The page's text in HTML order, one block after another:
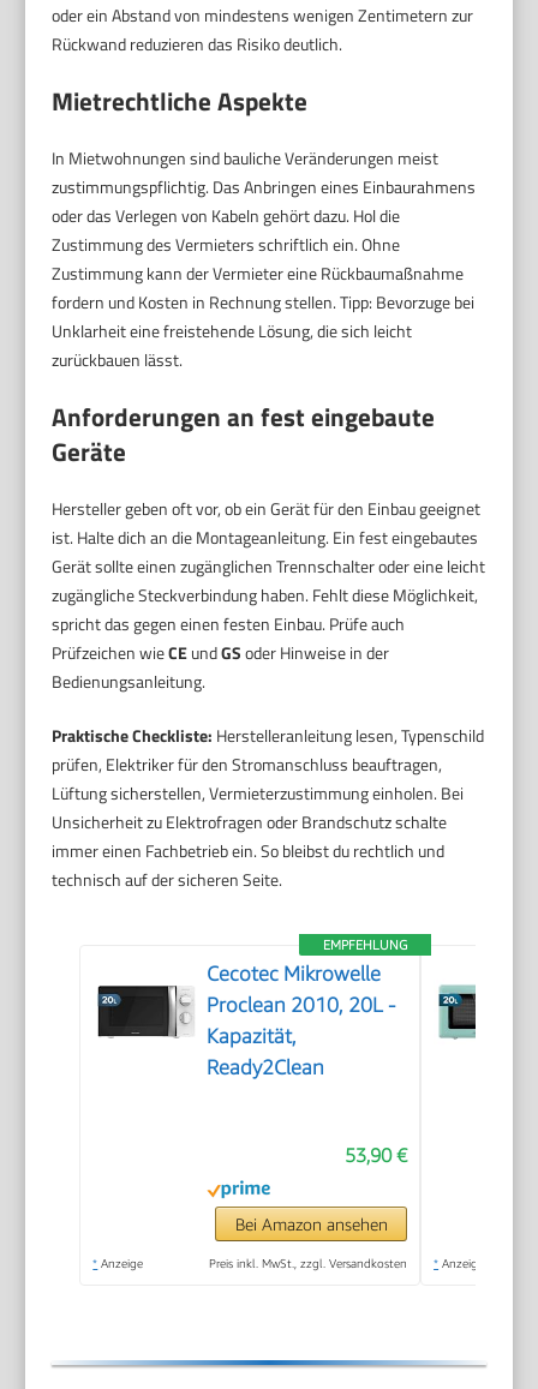
oder ein Abstand von mindestens wenigen Zentimetern zur
Rückwand reduzieren das Risiko deutlich.
Mietrechtliche Aspekte
In Mietwohnungen sind bauliche Veränderungen meist
zustimmungspflichtig. Das Anbringen eines Einbaurahmens
oder das Verlegen von Kabeln gehört dazu. Hol die
Zustimmung des Vermieters schriftlich ein. Ohne
Zustimmung kann der Vermieter eine Rückbaumaßnahme
fordern und Kosten in Rechnung stellen. Tipp: Bevorzuge bei
Unklarheit eine freistehende Lösung, die sich leicht
zurückbauen lässt.
Anforderungen an fest eingebaute
Geräte
Hersteller geben oft vor, ob ein Gerät für den Einbau geeignet
ist. Halte dich an die Montageanleitung. Ein fest eingebautes
Gerät sollte einen zugänglichen Trennschalter oder eine leicht
zugängliche Steckverbindung haben. Fehlt diese Möglichkeit,
spricht das gegen einen festen Einbau. Prüfe auch
Prüfzeichen wieCEundGSoder Hinweise in der
Bedienungsanleitung.
Praktische Checkliste: Herstelleranleitung lesen, Typenschild
prüfen, Elektriker für den Stromanschluss beauftragen,
Lüftung sicherstellen, Vermieterzustimmung einholen. Bei
Unsicherheit zu Elektrofragen oder Brandschutz schalte
immer einen Fachbetrieb ein. So bleibst du rechtlich und
technisch auf der sicheren Seite.
EMPFEHLUNG
Cecotec Mikrowelle
Proclean 2010, 20L -
Kapazität,
Ready2Clean
53,90 €
Bei Amazon ansehen
* Anzeige Preis inkl. MwSt., zzgl. Versandkosten * Anzeige